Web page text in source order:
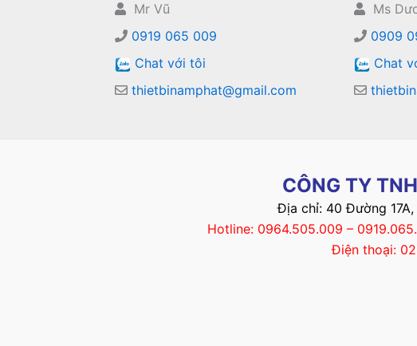
Mr Vũ
0919 065 009
Chat với tôi
thietbinamphat@gmail.com
Ms
0909
Chat
CÔNG TY
Địa chỉ: 40 Đường 17A,
Hotline: 0964.505.009 –
Điện thoại: